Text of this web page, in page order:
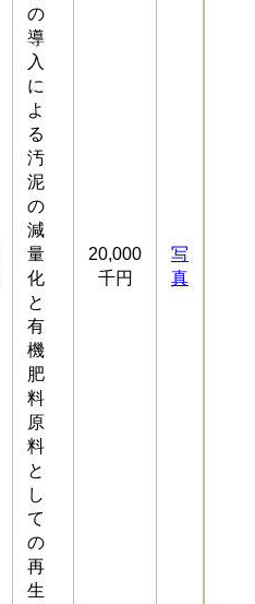
の
導
入
に
よ
る
汚
泥
の
減
量
化
と
有
機
肥
料
原
料
と
し
て
の
再
生
20,000
千円
写
真